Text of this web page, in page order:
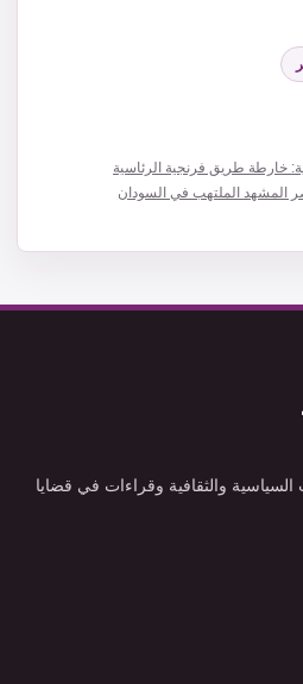
خارطة طريق فرنجية الرئاسية
المشهد الملتهب في السودان
السياسية والثقافية وقراءات في قضايا